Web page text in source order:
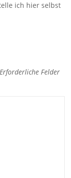
ich hier selbst
Erforderliche Felder